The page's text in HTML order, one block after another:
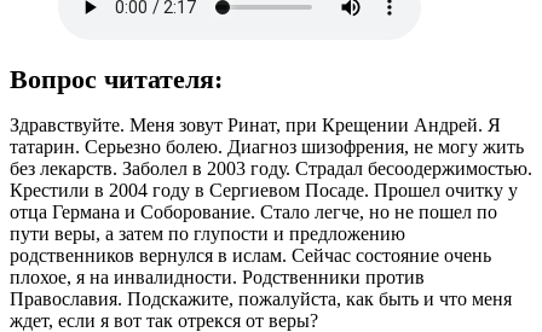
Вопрос читателя:
Здравствуйте. Меня зовут Ринат, при Крещении Андрей. Я
татарин. Серьезно болею. Диагноз шизофрения, не могу жить
без лекарств. Заболел в 2003 году. Страдал бесоодержимостью.
Крестили в 2004 году в Сергиевом Посаде. Прошел очитку у
отца Германа и Соборование. Стало легче, но не пошел по
пути веры, а затем по глупости и предложению
родственников вернулся в ислам. Сейчас состояние очень
плохое, я на инвалидности. Родственники против
Православия. Подскажите, пожалуйста, как быть и что меня
ждет, если я вот так отрекся от веры?